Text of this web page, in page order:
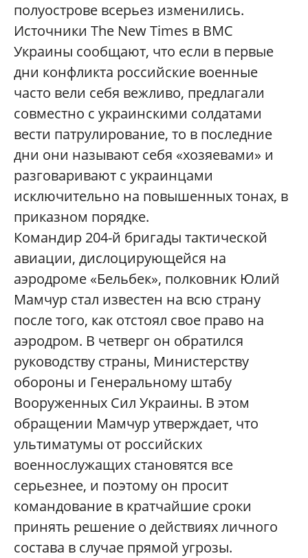
полуострове всерьез изменились.
Источники The New Times в ВМС
Украины сообщают, что если в первые
дни конфликта российские военные
часто вели себя вежливо, предлагали
совместно с украинскими солдатами
вести патрулирование, то в последние
дни они называют себя «хозяевами» и
разговаривают с украинцами
исключительно на повышенных тонах, в
приказном порядке.
Командир 204-й бригады тактической
авиации, дислоцирующейся на
аэродроме «Бельбек», полковник Юлий
Мамчур стал известен на всю страну
после того, как отстоял свое право на
аэродром. В четверг он обратился
руководству страны, Министерству
обороны и Генеральному штабу
Вооруженных Сил Украины. В этом
обращении Мамчур утверждает, что
ультиматумы от российских
военнослужащих становятся все
серьезнее, и поэтому он просит
командование в кратчайшие сроки
принять решение о действиях личного
состава в случае прямой угрозы.